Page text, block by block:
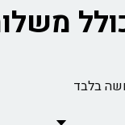
בלבד